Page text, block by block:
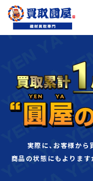
実際に､お客様から
商品の状態にもよりま